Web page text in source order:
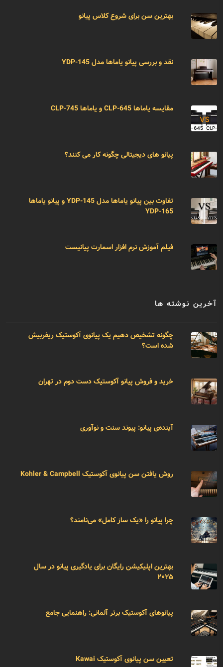
بهترین سن برای شروع کلاس پیانو
نقد و بررسی پیانو یاماها مدل YDP-145
مقایسه یاماها CLP-645 و یاماها CLP-745
پیانو های دیجیتالی چگونه کار می کنند؟
تفاوت بین پیانو یاماها مدل YDP-145 و پیانو یاماها
YDP-165
فیلم آموزش نرم افزار اسمارت پیانیست
آخرین نوشته ها
چگونه تشخیص دهیم یک پیانوی آکوستیک ریفربیش
شده است؟
خرید و فروش پیانو آکوستیک دست دوم در تهران
آینده‌ی پیانو: پیوند سنت و نوآوری
روش یافتن سن پیانوی آکوستیک Kohler & Campbell
چرا پیانو را «یک ساز کامل» می‌نامند؟
بهترین اپلیکیشن رایگان برای یادگیری پیانو در سال
۲۰۲۵
پیانوهای آکوستیک برتر آلمانی: راهنمایی جامع
تعیین سن پیانوی آکوستیک Kawai